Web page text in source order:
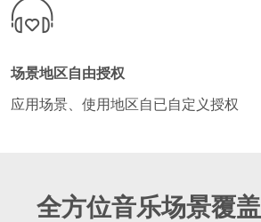
场景地区自由授权
应用场景、使用地区自已自定义授权
全方位音乐场景覆盖